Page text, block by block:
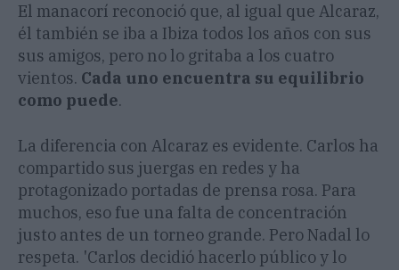
El manacorí reconoció que, al igual que Alcaraz,
él también se iba a Ibiza todos los años con sus
sus amigos, pero no lo gritaba a los cuatro
vientos. Cada uno encuentra su equilibrio
como puede.
La diferencia con Alcaraz es evidente. Carlos ha
compartido sus juergas en redes y ha
protagonizado portadas de prensa rosa. Para
muchos, eso fue una falta de concentración
justo antes de un torneo grande. Pero Nadal lo
respeta. 'Carlos decidió hacerlo público y lo